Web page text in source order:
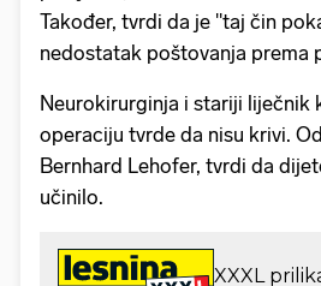
Također, tvrdi da je "taj čin
nedostatak poštovanja prema
Neurokirurginja i stariji liječnik
operaciju tvrde da nisu krivi.
Bernhard Lehofer, tvrdi da
učinilo.